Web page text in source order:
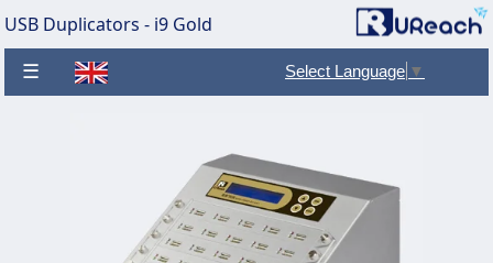
USB Duplicators - i9 Gold
☰ Select Language ▼